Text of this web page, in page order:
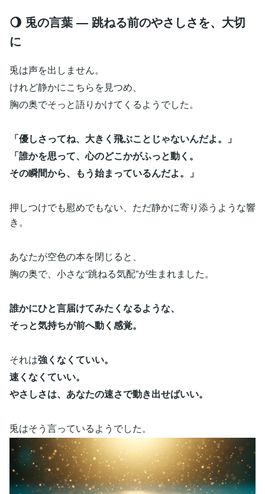
🌖 兎の言葉 — 跳ねる前のやさしさを、大切
に
兎は声を出しません。
けれど静かにこちらを見つめ、
胸の奥でそっと語りかけてくるようでした。
「優しさってね、大きく飛ぶことじゃないんだよ。」
「誰かを思って、心のどこかがふっと動く。
その瞬間から、もう始まっているんだよ。」
押しつけでも慰めでもない、ただ静かに寄り添うような響
き。
あなたが空色の本を閉じると、
胸の奥で、小さな“跳ねる気配”が生まれました。
誰かにひと言届けてみたくなるような、
そっと気持ちが前へ動く感覚。
それは強くなくていい。
速くなくていい。
やさしさは、あなたの速さで動き出せばいい。
兎はそう言っているようでした。